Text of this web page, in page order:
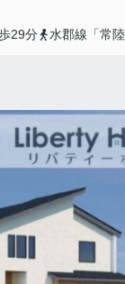
29分 水郡線「常